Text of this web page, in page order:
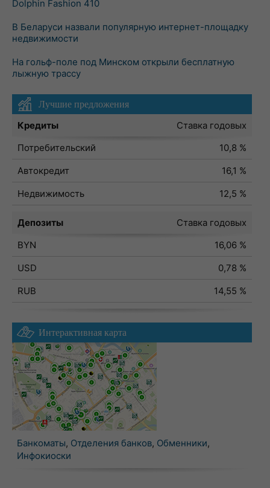
Dolphin Fashion 410
В Беларуси назвали популярную интернет-площадку
недвижимости
На гольф-поле под Минском открыли бесплатную
лыжную трассу
Лучшие предложения
Кредиты
Ставка годовых
Потребительский
10,8 %
Автокредит
16,1 %
Недвижимость
12,5 %
Депозиты
Ставка годовых
BYN
16,06 %
USD
0,78 %
RUB
14,55 %
Интерактивная карта
Банкоматы, Отделения банков, Обменники,
Инфокиоски